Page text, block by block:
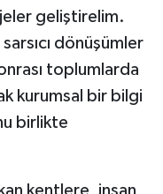
geliştirelim.
dönüşümler
toplumlarda
kurumsal bir bilgi
birlikte
kentlere, insan